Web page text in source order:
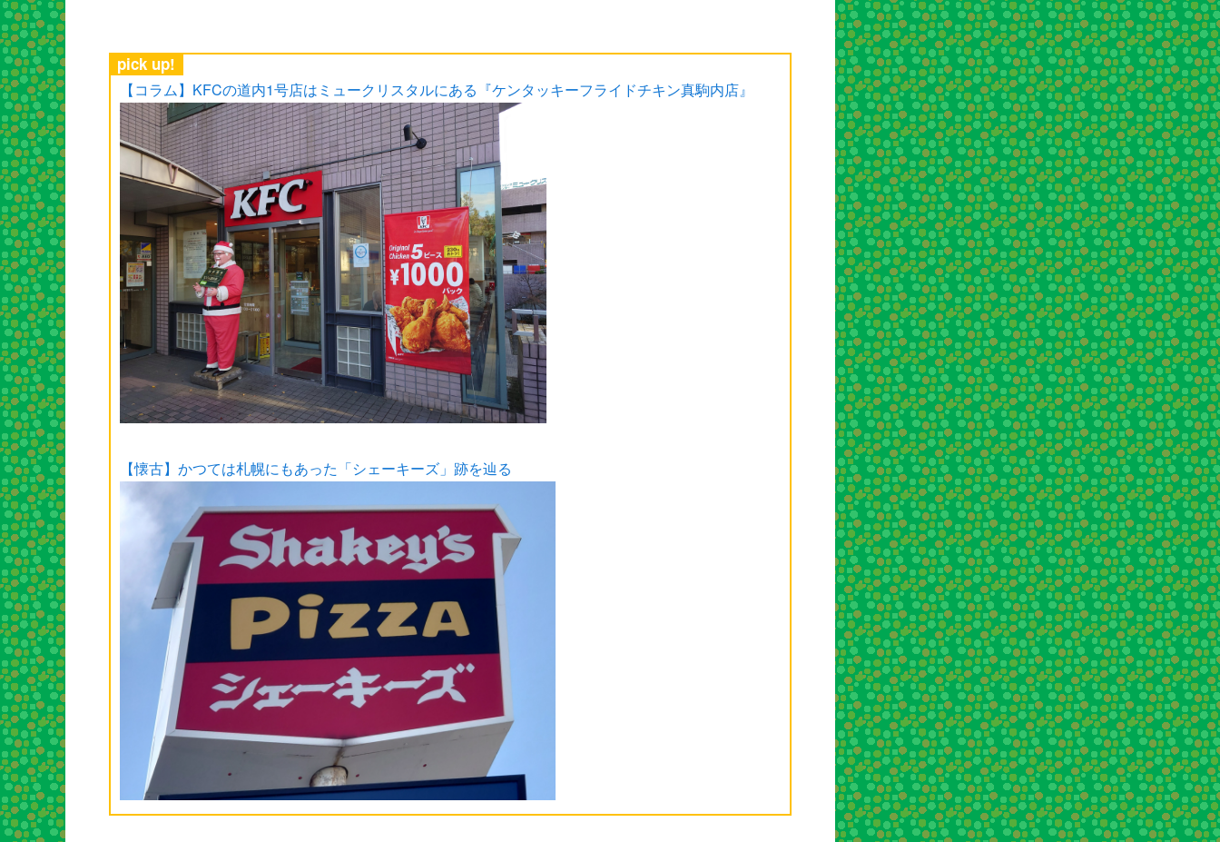
pick up!
【コラム】KFCの道内1号店はミュークリスタルにある『ケンタッキーフライドチキン真駒内店』
【懐古】かつては札幌にもあった「シェーキーズ」跡を辿る